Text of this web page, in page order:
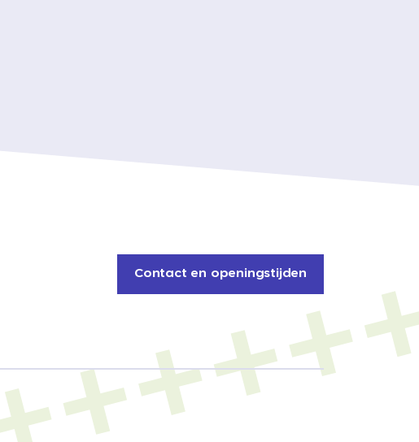
Contact en openingstijden